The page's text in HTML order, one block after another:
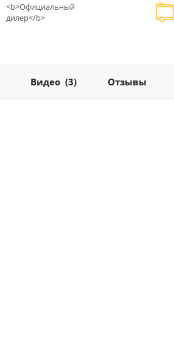
<b>Официальный
дилер</b>
Видео (3) Отзывы